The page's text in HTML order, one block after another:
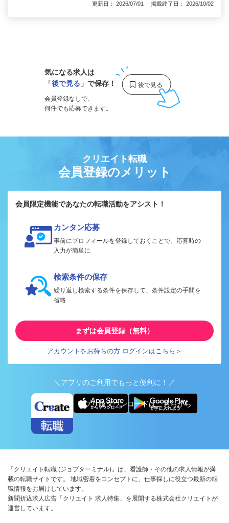
更新日： 2026/07/01 掲載終了日： 2026/10/02
気になる求人は
「後で見る 」で保存！
会員登録なしで、
何件でも応募できます。
クリエイト転職
会員登録のメリット
会員限定機能であなたの転職活動をアシスト！
カンタン応募
事前にプロフィールを登録しておくことで、応募時の
入力が簡単に
検索条件の保存
繰り返し検索する条件を保存して、条件設定の手間を
省略
まずは会員登録（無料）
アカウントをお持ちの方 ログインはこちら＞
＼アプリのご利用でもっと便利に！／
アプリ版ダウンロードはこちらから
「クリエイト転職 (ジョブターミナル)」は、看護師・その他の求人情報が満
載の転職サイトです。 地域密着をコンセプトに、仕事探しに役立つ最新の転
職情報をお届けしています。
新聞折込求人広告「クリエイト 求人特集」を展開する株式会社クリエイトが
運営しています。